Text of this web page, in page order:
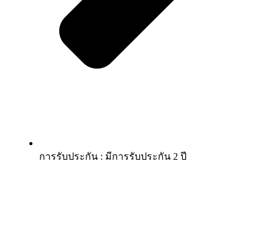
การรับประกัน : มีการรับประกัน 2 ปี